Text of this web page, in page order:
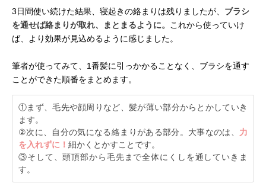
3日間使い続けた結果、寝起きの絡まりは残りましたが、 ブラシ
を通せば絡まりが取れ、まとまるように。
これから使っていけ
ば、より効果が見込めるように感じました。
筆者が使ってみて、1番髪に引っかかることなく、ブラシを通す
ことができた順番をまとめます。
①まず、毛先や顔周りなど、髪が薄い部分からとかしていき
ます。
②次に、自分の気になる絡まりがある部分。大事なのは、 力
を入れずに！ 細かくとかすことです。
③そして、頭頂部から毛先まで全体にくしを通していきま
す。